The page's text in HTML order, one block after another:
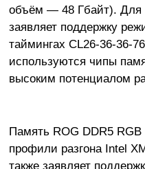
объём — 48 Гбайт). Для
заявляет поддержку
таймингах CL26-36-36-
используются чипы
высоким потенциалом
Память ROG DDR5
профили разгона Intel
также заявляет